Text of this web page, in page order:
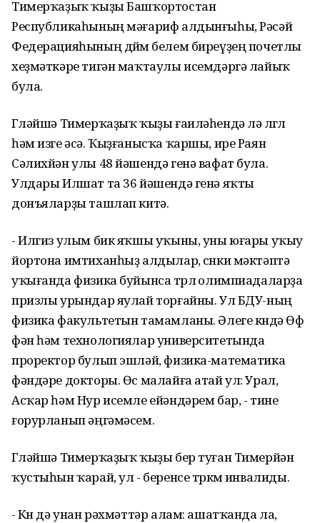
Тимерҡаҙыҡ ҡыҙы Башҡортостан
Республикаһының мәғариф алдынғыһы, Рәсәй
Федерацияһының дөйөм белем биреүҙең почетлы
хеҙмәткәре тигән маҡтаулы исемдәргә лайыҡ
була.
Гөләйшә Тимерҡаҙыҡ ҡыҙы ғаиләһендә лә өлгөлө
һәм изге әсә. Ҡыҙғанысҡа ҡаршы, ире Раян
Сәлихйән улы 48 йәшендә генә вафат була.
Улдары Илшат та 36 йәшендә генә яҡты
донъяларҙы ташлап китә.
- Илгиз улым бик яҡшы уҡыны, уны юғары уҡыу
йортона имтиханһыҙ алдылар, сөнки мәктәптә
уҡығанда физика буйынса төрлө олимпиадаларҙа
призлы урындар яулай торғайны. Ул БДУ-ның
физика факультетын тамамланы. Әлеге көндә Өфө
фән һәм технологиялар университетында
проректор булып эшләй, физика-математика
фәндәре докторы. Өс малайға атай ул: Урал,
Асҡар һәм Нур исемле ейәндәрем бар, - тине
ғорурланып әңгәмәсем.
Гөләйшә Тимерҡаҙыҡ ҡыҙы бер туған Тимерйән
ҡустыһын ҡарай, ул - беренсе төркөм инвалиды.
- Көн дә унан рәхмәттәр алам: ашатҡанда ла,